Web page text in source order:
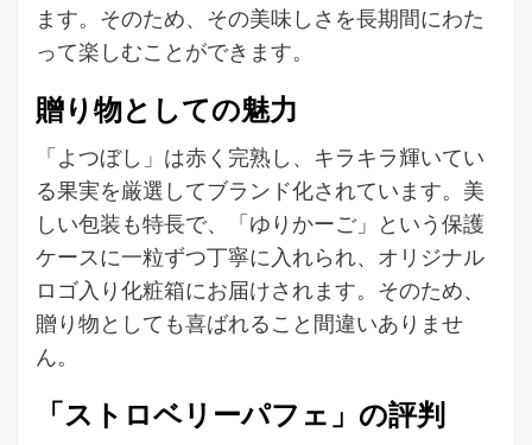
ます。そのため、その美味しさを長期間にわた
って楽しむことができます。
贈り物としての魅力
「よつぼし」は赤く完熟し、キラキラ輝いてい
る果実を厳選してブランド化されています。美
しい包装も特長で、「ゆりかーご」という保護
ケースに一粒ずつ丁寧に入れられ、オリジナル
ロゴ入り化粧箱にお届けされます。そのため、
贈り物としても喜ばれること間違いありませ
ん。
「ストロベリーパフェ」の評判